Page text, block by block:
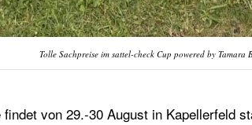
Tolle Sachpreise im sattel-check Cup powered by
von 29.-30 August in Kapellerfeld